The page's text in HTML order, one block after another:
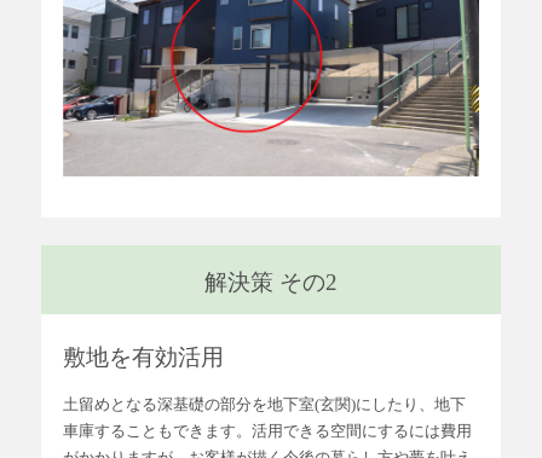
解決策 その2
敷地を有効活用
土留めとなる深基礎の部分を地下室(玄関)にしたり、地下
車庫することもできます。活用できる空間にするには費用